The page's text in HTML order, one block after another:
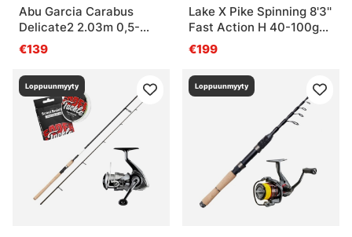
Abu Garcia Carabus
Delicate2 2.03m 0,5-
3,5g UL-Combo
€139
Lake X Pike Spinning 8'3''
Fast Action H 40-100g
Nasci Combo
€199
Loppuunmyyty Loppuunmyyty